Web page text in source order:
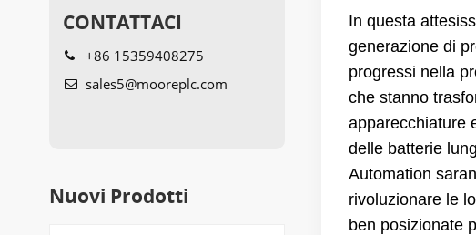
In questa
generazione di
progressi nella
che stanno
apparecchiature
delle batterie
Automation
rivoluzionare le
ben posizionate
CONTATTACI
+86 15359408275
sales5@mooreplc.com
Nuovi Prodotti